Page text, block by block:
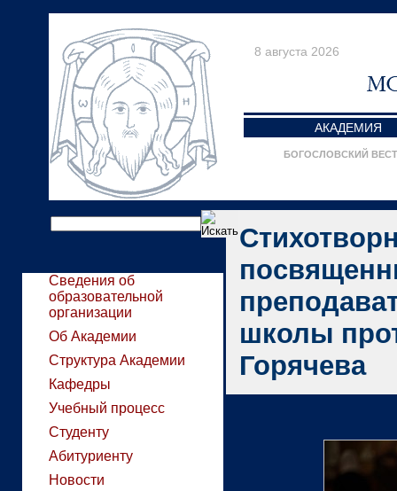
8 августа 2026
АКАДЕМИЯ
БОГОСЛОВСКИЙ
Сведения об
образовательной
организации
Об Академии
Структура Академии
Кафедры
Учебный процесс
Студенту
Абитуриенту
Новости
школы
Горячева